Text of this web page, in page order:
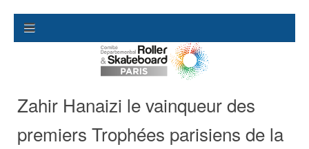
Zahir Hanaizi le vainqueur des
premiers Trophées parisiens de la